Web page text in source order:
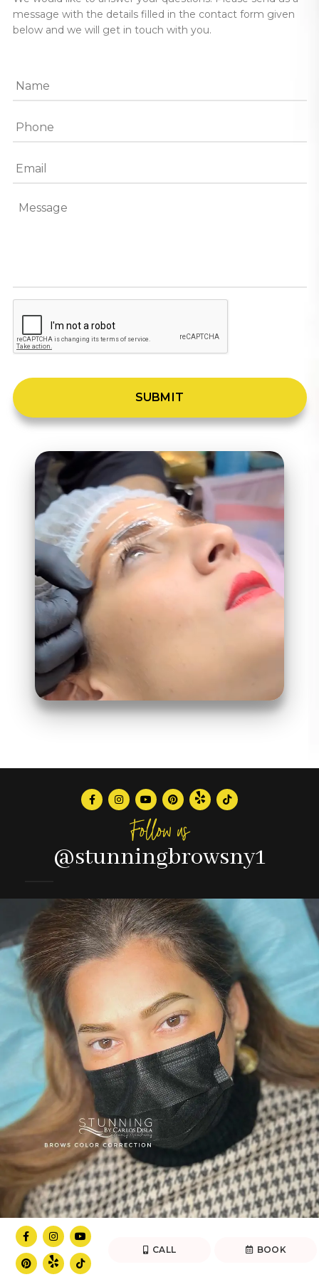
message with the details filled in the contact form given
below and we will get in touch with you.
Follow us
@stunningbrowsny1
CALL BOOK